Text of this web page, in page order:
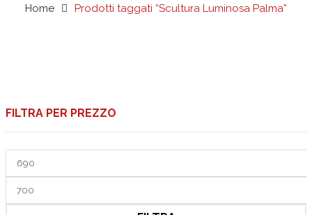
Home Prodotti taggati “Scultura Luminosa Palma”
FILTRA PER PREZZO